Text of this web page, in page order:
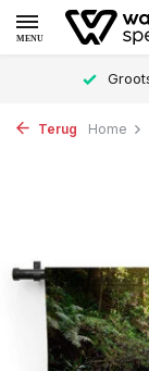
MENU
Terug Home